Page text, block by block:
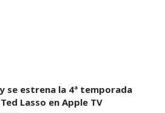
se estrena la 4ª temporada
Lasso en Apple TV